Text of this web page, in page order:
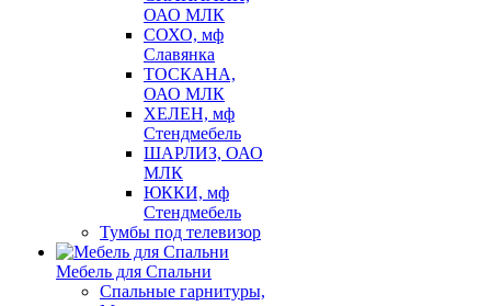
ОАО МЛК
СОХО, мф
Славянка
ТОСКАНА,
ОАО МЛК
ХЕЛЕН, мф
Стендмебель
ШАРЛИЗ, ОАО
МЛК
ЮККИ, мф
Стендмебель
Тумбы под телевизор
Мебель для Спальни
Спальные гарнитуры,